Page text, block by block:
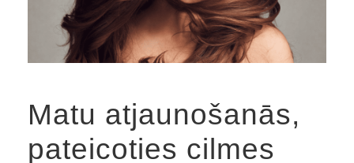
Matu atjaunošanās,
pateicoties cilmes